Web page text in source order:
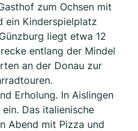
zum Ochsen mit
ein Kinderspielplatz
liegt etwa 12
entlang der Mindel
an der Donau zur
Erholung. In Aislingen
Das italienische
Abend mit Pizza und